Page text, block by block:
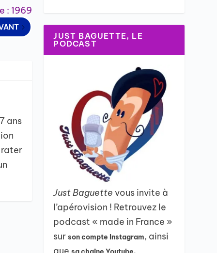
: 1969
ans
rater
JUST BAGUETTE, LE
PODCAST
Just Baguettevous invite à
l’apérovision ! Retrouvez le
podcast « made in France »
surson compte Instagram, ainsi